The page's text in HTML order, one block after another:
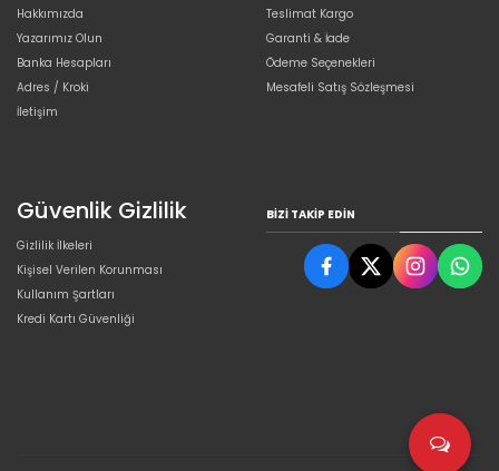
Hakkımızda
Yazarımız Olun
Banka Hesapları
Adres / Kroki
İletişim
Teslimat Kargo
Garanti & İade
Ödeme Seçenekleri
Mesafeli Satış Sözleşmesi
Güvenlik Gizlilik
Gizlilik İlkeleri
Kişisel Verilen Korunması
Kullanım Şartları
Kredi Kartı Güvenliği
BIZI TAKIP EDIN